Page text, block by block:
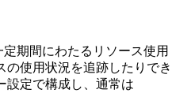
期間にわたるリソース使用
の使用状況を追跡したりでき
設定で構成し、通常は